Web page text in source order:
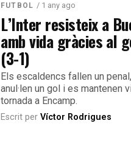
FUTBOL / 1 any ago
L’Inter resisteix a
amb vida gràcies al
(3-1)
Els escaldencs fallen un
anul·len un gol i es mantenen
tornada a Encamp.
Escrit perVíctor Rodrigues